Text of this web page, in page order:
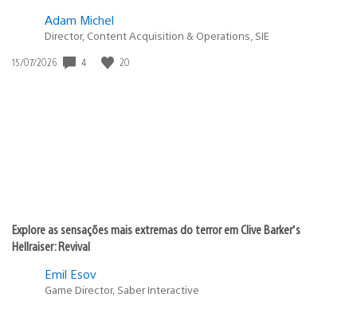
Adam Michel
Director, Content Acquisition & Operations, SIE
Data
15/07/2026 4 20
Explore as sensações mais extremas do terror em Clive Barker’s
Hellraiser: Revival
Emil Esov
Game Director, Saber Interactive